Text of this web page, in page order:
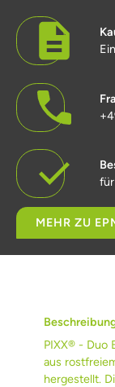
MEHR ZU
PIXX® - Duo
aus
hergestellt.